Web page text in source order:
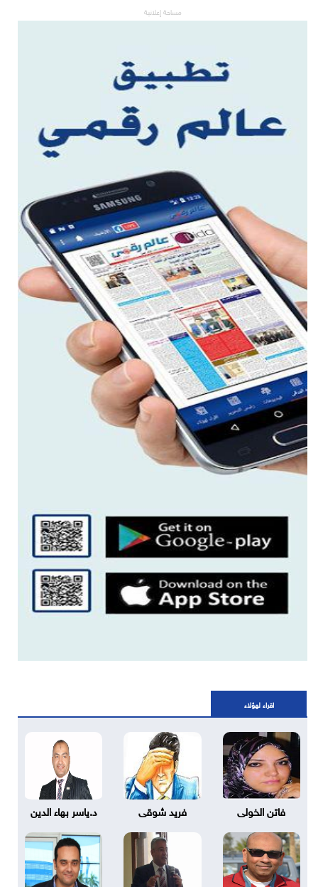
مساحة إعلانية
اقراء لهؤلاء
فاتن الخولى فريد شوقى د.ياسر بهاء الدين